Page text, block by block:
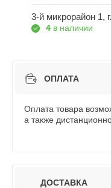
3-й микрорайон 1,
4 в наличии
ОПЛАТА
Оплата товара
а также
ДОСТАВКА